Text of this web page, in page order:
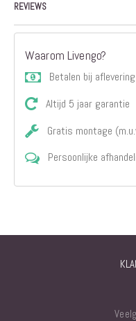
REVIEWS
Waarom Livengo?
Betalen bij aflevering
Altijd 5 jaar garantie
Gratis montage
Persoonlijke